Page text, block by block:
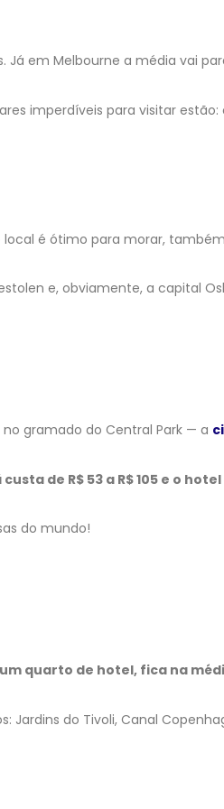
Já em Melbourne a média vai
imperdíveis para visitar estão:
local é ótimo para morar,
e, obviamente, a capital
gramado do Central Park — a
de R$ 53 a R$ 105 e o
do mundo!
quarto de hotel, fica na
Jardins do Tivoli, Canal